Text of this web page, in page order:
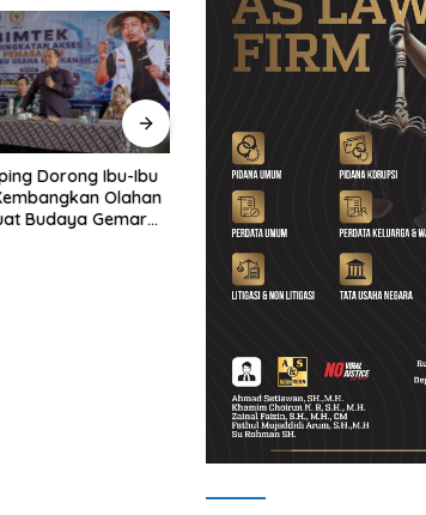
Dorong Ibu-Ibu
Olahan
Budaya Gemar
Ahmad Setiawan Kenang M.
Sholeh: Pejuang Keadilan “No
Viral No Justice” Telah
Berpulang